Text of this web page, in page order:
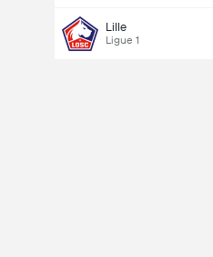
Lille
Ligue 1